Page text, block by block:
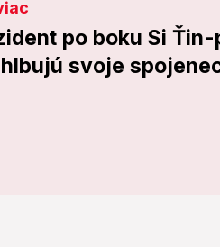
po boku Si
svoje